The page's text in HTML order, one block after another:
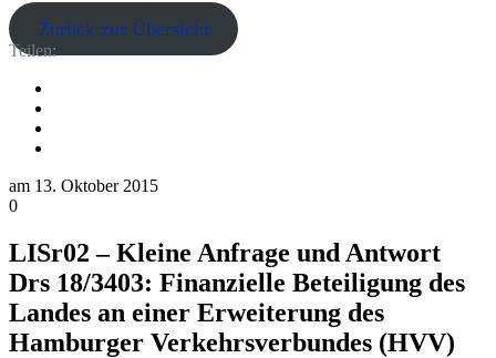
Zurück zur Übersicht
Teilen:
am 13. Oktober 2015
0
LISr02 – Kleine Anfrage und Antwort
Drs 18/3403: Finanzielle Beteiligung des
Landes an einer Erweiterung des
Hamburger Verkehrsverbundes (HVV)